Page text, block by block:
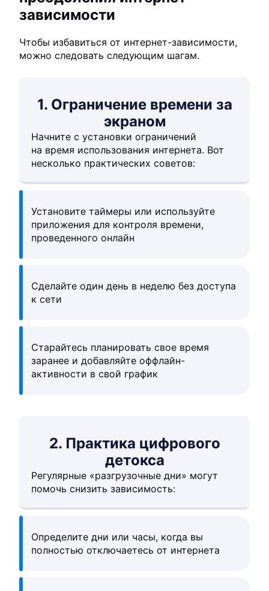
зависимости
Чтобы избавиться от интернет-зависимости,
можно следовать следующим шагам.
1. Ограничение времени за
экраном
Начните с установки ограничений
на время использования интернета. Вот
несколько практических советов:
Установите таймеры или используйте
приложения для контроля времени,
проведенного онлайн
Сделайте один день в неделю без доступа
к сети
Старайтесь планировать свое время
заранее и добавляйте оффлайн-
активности в свой график
2. Практика цифрового
детокса
Регулярные «разгрузочные дни» могут
помочь снизить зависимость:
Определите дни или часы, когда вы
полностью отключаетесь от интернета